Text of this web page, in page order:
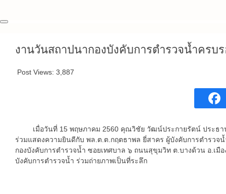
งานวันสถาปนากองบังคับการตำรวจน้ำครบ
Post Views: 3,887
เมื่อวันที่ 15 พฤษภาคม 2560 คุณวิชัย วัฒน์ประกายรัตน์ ประธ
ร่วมแสดงความยินดีกับ พล.ต.ต.กฤตธาพล ยี่สาคร ผู้บังคับการตำรวจ
กองบังคับการตำรวจน้ำ ซอยเทศบาล ๖ ถนนสุขุมวิท ต.บางด้วน อ.เมื
บังคับการตำรวจน้ำ ร่วมถ่ายภาพเป็นที่ระลึก